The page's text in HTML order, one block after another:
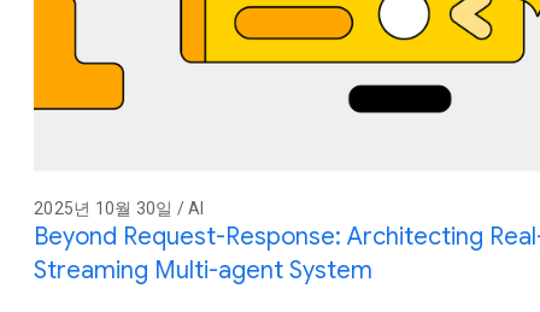
2025년 10월 30일 / AI
Beyond Request-Response: Architecting
Streaming Multi-agent System